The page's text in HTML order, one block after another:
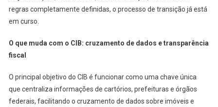
regras completamente definidas, o processo de transição já está
em curso.
O que muda com o CIB: cruzamento de dados e transparência
fiscal
O principal objetivo do CIB é funcionar como uma chave única
que centraliza informações de cartórios, prefeituras e órgãos
federais, facilitando o cruzamento de dados sobre imóveis e